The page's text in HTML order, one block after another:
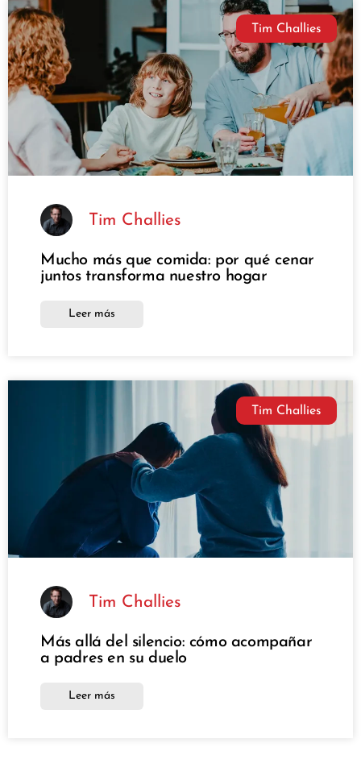
Tim Challies
Tim Challies
Mucho más que comida: por qué cenar
juntos transforma nuestro hogar
Leer más
Tim Challies
Tim Challies
Más allá del silencio: cómo acompañar
a padres en su duelo
Leer más